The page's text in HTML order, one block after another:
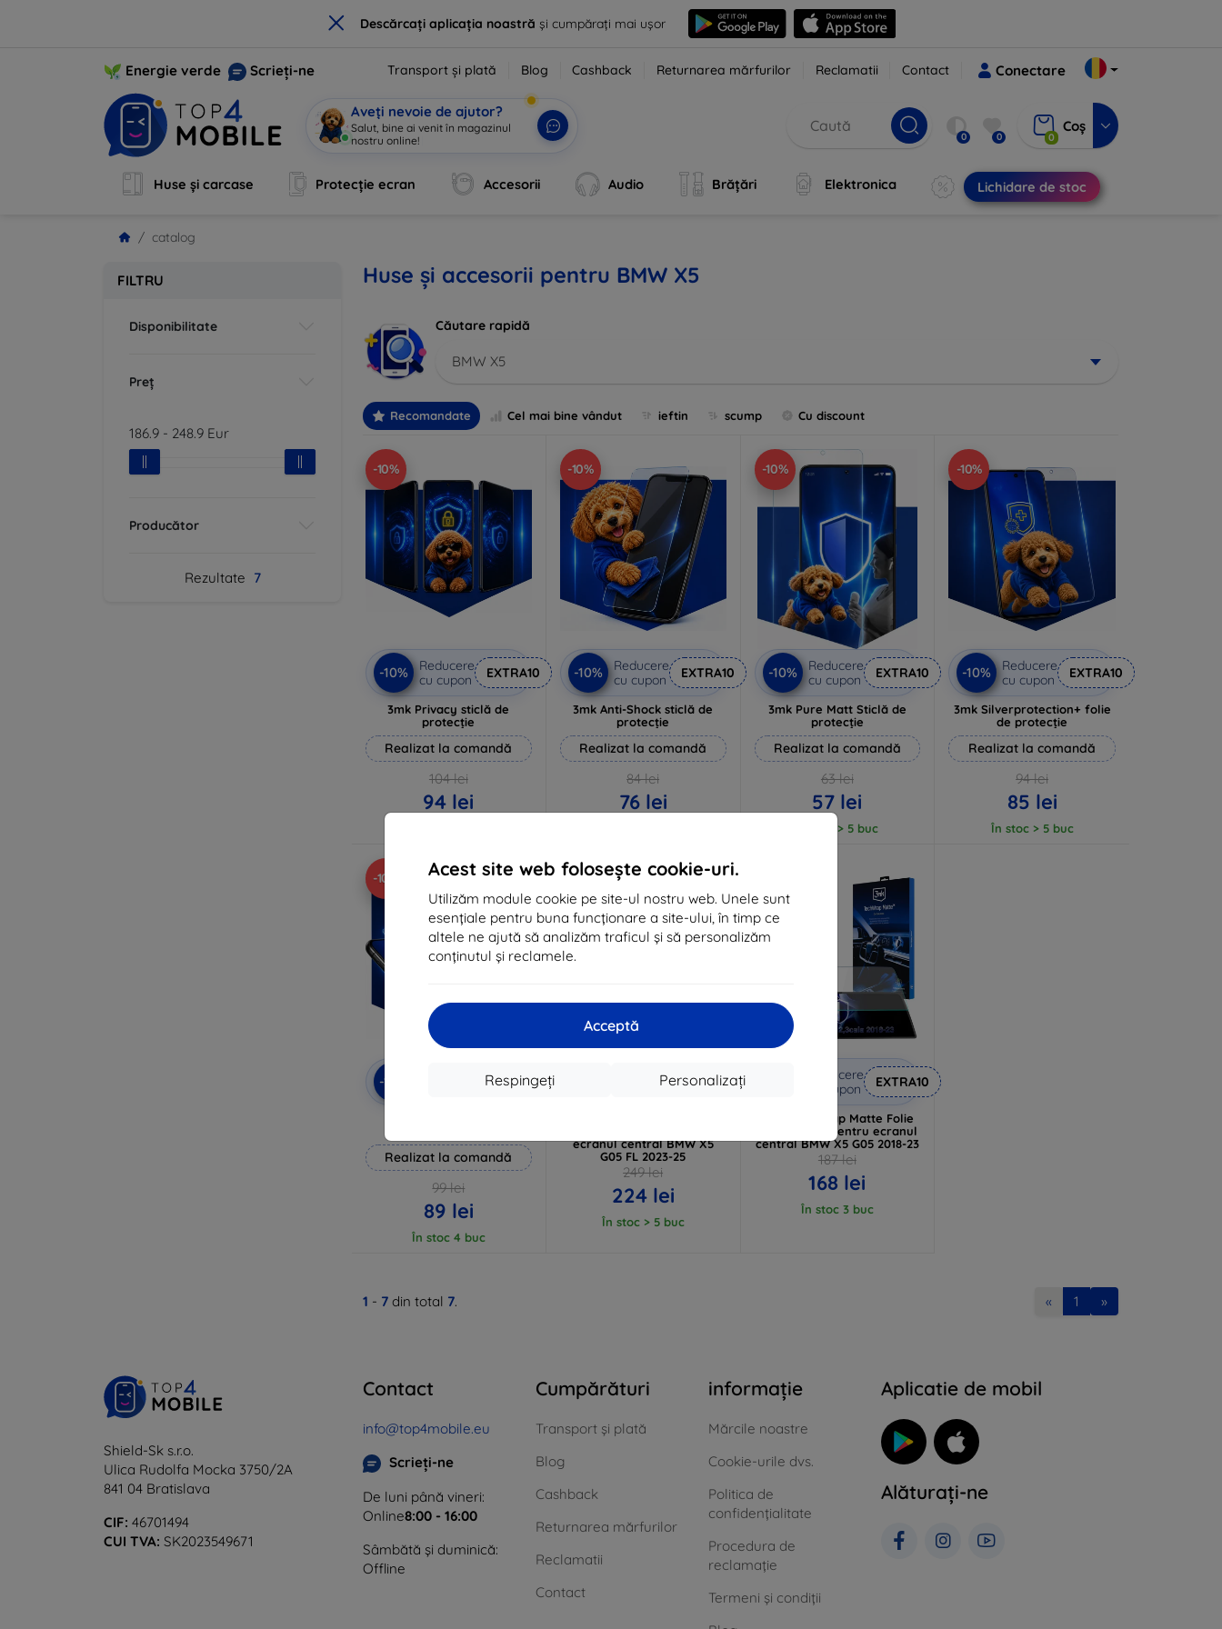
× Descărcați aplicația noastră și cumpărați mai ușor
Acest site web folosește cookie-uri.
Utilizăm module cookie pe site-ul nostru web. Unele sunt
esențiale pentru buna funcționare a site-ului, în timp ce
altele ne ajută să analizăm traficul și să personalizăm
conținutul și reclamele.
Acceptă
Personalizați
Respingeți
Energie verde Scrieți-ne Transport și plată Blog Cashback Returnarea mărfurilor Reclamatii Contact Conectare
Aveți nevoie de ajutor?
Salut, bine ai venit în magazinul
nostru online!
0 0 0
Coș
Huse și carcase Protecție ecran Accesorii Audio Brățări Elektronica Lichidare de stoc
catalog
FILTRU
Disponibilitate
Preț
186.9 - 248.9 Eur
Producător
Rezultate 7
Huse și accesorii pentru BMW X5
Căutare rapidă
BMW X5
Recomandate Cel mai bine vândut ieftin scump Cu discount
-10%
-10%
Reducere
cu cupon
EXTRA10
3mk Privacy sticlă de
protecție
Realizat la comandă
104 lei
94 lei
-10%
-10%
Reducere
cu cupon
EXTRA10
3mk Anti-Shock sticlă de
protecție
Realizat la comandă
84 lei
76 lei
-10%
-10%
Reducere
cu cupon
EXTRA10
3mk Pure Matt Sticlă de
protecție
Realizat la comandă
63 lei
57 lei
În stoc > 5 buc
-10%
-10%
Reducere
cu cupon
EXTRA10
3mk Silverprotection+ folie
de protecție
Realizat la comandă
94 lei
85 lei
În stoc > 5 buc
-10%
-10% EXTRA10
Realizat la comandă
99 lei
89 lei
În stoc 4 buc
-10%
Reducere
cu cupon
EXTRA10
ecranul central BMW X5
G05 FL 2023-25
249 lei
224 lei
În stoc > 5 buc
Reducere
cu cupon
EXTRA10
3mk TechWrap Matte Folie
protectoare pentru ecranul
central BMW X5 G05 2018-23
187 lei
168 lei
În stoc 3 buc
1 - 7 din total 7. « 1 »
Shield-Sk s.r.o.
Ulica Rudolfa Mocka 3750/2A
841 04 Bratislava
CIF: 46701494
CUI TVA: SK2023549671
Contact
info@top4mobile.eu
Scrieți-ne
De luni până vineri:
Online8:00 - 16:00
Sâmbătă și duminică:
Offline
Cumpărături
Transport și plată
Blog
Cashback
Returnarea mărfurilor
Reclamatii
Contact
informație
Mărcile noastre
Cookie-urile dvs.
Politica de
confidențialitate
Procedura de
reclamație
Termeni și condiții
Aplicatie de mobil
Alăturați-ne